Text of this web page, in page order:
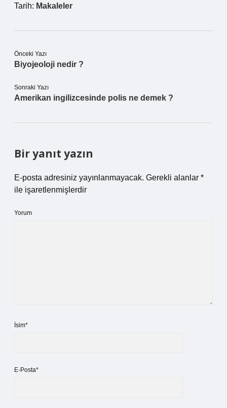
Tarih: Makaleler
Önceki Yazı
Biyojeoloji nedir ?
Sonraki Yazı
Amerikan ingilizcesinde polis ne demek ?
Bir yanıt yazın
E-posta adresiniz yayınlanmayacak. Gerekli alanlar *
ile işaretlenmişlerdir
Yorum
İsim*
E-Posta*